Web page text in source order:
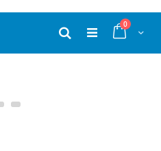
Cart
0producten
Zoek